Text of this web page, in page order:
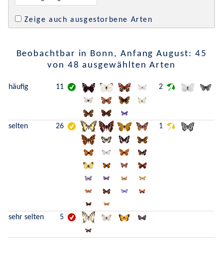
Zeige auch ausgestorbene Arten
Beobachtbar in Bonn, Anfang August: 45
von 48 ausgewählten Arten
häufig 11 2
selten 26 1
sehr selten 5